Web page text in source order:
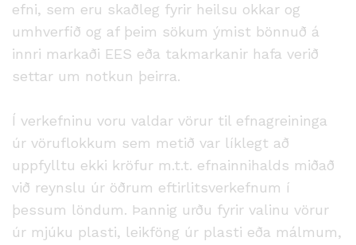
efni, sem eru skaðleg fyrir heilsu okkar og
umhverfið og af þeim sökum ýmist bönnuð á
innri markaði EES eða takmarkanir hafa verið
settar um notkun þeirra.
Í verkefninu voru valdar vörur til efnagreininga
úr vöruflokkum sem metið var líklegt að
uppfylltu ekki kröfur m.t.t. efnainnihalds miðað
við reynslu úr öðrum eftirlitsverkefnum í
þessum löndum. Þannig urðu fyrir valinu vörur
úr mjúku plasti, leikföng úr plasti eða málmum,